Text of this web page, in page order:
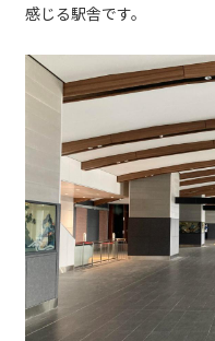
感じる駅舎です。